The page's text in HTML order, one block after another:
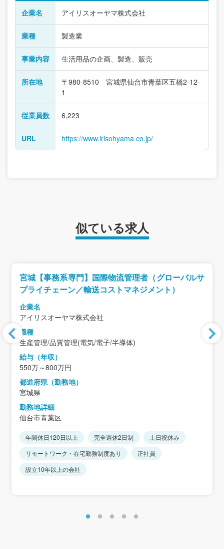
企業名 アイリスオーヤマ株式会社
業種 製造業
事業内容 生活用品の企画、製造、販売
所在地
〒980-8510 宮城県仙台市青葉区五橋2-12-
1
従業員数 6,223
URL https://www.irisohyama.co.jp/
似ている求人
宮城【事務系専門】国際物流管理者（グローバルサ
プライチェーン／輸送コストマネジメント）
企業名
アイリスオーヤマ株式会社
職種
生産管理/品質管理(電気/電子/半導体)
給与（年収）
550万～800万円
都道府県（勤務地）
宮城県
勤務地詳細
仙台市青葉区
年間休日120日以上 完全週休2日制
土日祝休み
リモートワーク・在宅勤務制度あり
正社員
設立10年以上の会社